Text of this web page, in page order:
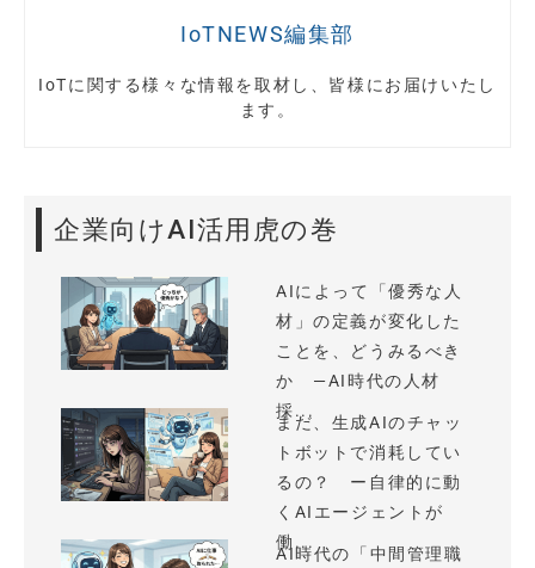
IoTNEWS編集部
IoTに関する様々な情報を取材し、皆様にお届けいたし
ます。
企業向けAI活用虎の巻
AIによって「優秀な人
材」の定義が変化した
ことを、どうみるべき
か —AI時代の人材
採...
まだ、生成AIのチャッ
トボットで消耗してい
るの？ ー自律的に動
くAIエージェントが
働...
AI時代の「中間管理職